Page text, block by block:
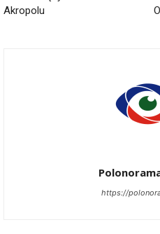
Akropolu
https://